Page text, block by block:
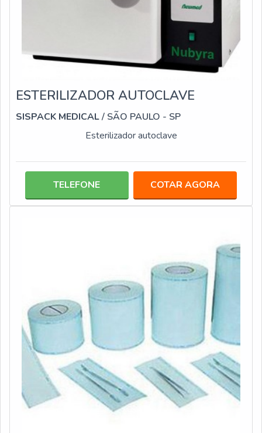
ESTERILIZADOR AUTOCLAVE
SISPACK MEDICAL/ SÃO PAULO - SP
Esterilizador autoclave
TELEFONE COTAR AGORA